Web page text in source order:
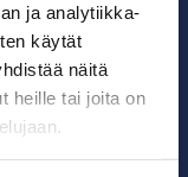
ja analytiikka-
käytät
näitä
heille tai joita on
Suomen